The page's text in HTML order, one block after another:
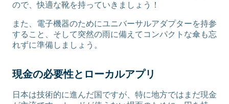
ので、快適な靴を持っていきましょう！
また、電子機器のためにユニバーサルアダプターを持参
すること、そして突然の雨に備えてコンパクトな傘も忘
れずに準備しましょう。
現金の必要性とローカルアプリ
日本は技術的に進んだ国ですが、特に地方ではまだ現金